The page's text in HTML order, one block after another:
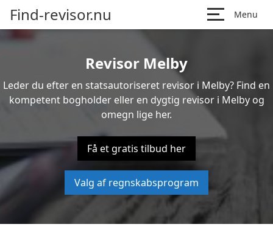
Find-revisor.nu Menu
Revisor Melby
Leder du efter en statsautoriseret revisor i Melby? Find en
kompetent bogholder eller en dygtig revisor i Melby og
omegn lige her.
Få et gratis tilbud her
Valg af regnskabsprogram